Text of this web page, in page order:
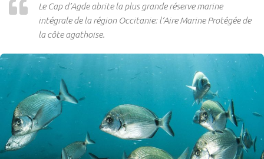
Le Cap d’Agde abrite la plus grande réserve marine
intégrale de la région Occitanie: l’Aire Marine Protégée de
la côte agathoise.